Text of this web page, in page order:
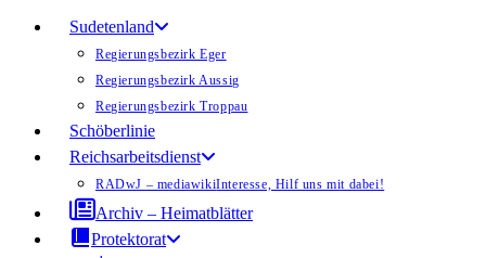
Sudetenland
Regierungsbezirk Eger
Regierungsbezirk Aussig
Regierungsbezirk Troppau
Schöberlinie
Reichsarbeitsdienst
RADwJ – mediawikiInteresse, Hilf uns mit dabei!
Archiv – Heimatblätter
Protektorat